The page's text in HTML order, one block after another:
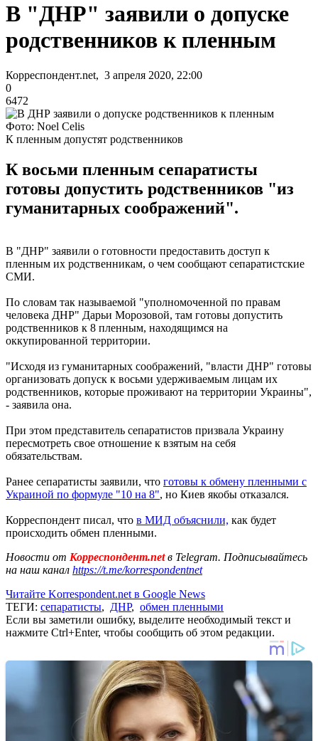
В "ДНР" заявили о допуске
родственников к пленным
Корреспондент.net, 3 апреля 2020, 22:00
0
6472
Фото: Noel Celis
К пленным допустят родственников
К восьми пленным сепаратисты
готовы допустить родственников "из
гуманитарных соображений".
В "ДНР" заявили о готовности предоставить доступ к
пленным их родственникам, о чем сообщают сепаратистские
СМИ.
По словам так называемой "уполномоченной по правам
человека ДНР" Дарьи Морозовой, там готовы допустить
родственников к 8 пленным, находящимся на
оккупированной территории.
"Исходя из гуманитарных соображений, "власти ДНР" готовы
организовать допуск к восьми удерживаемым лицам их
родственников, которые проживают на территории Украины",
- заявила она.
При этом представитель сепаратистов призвала Украину
пересмотреть свое отношение к взятым на себя
обязательствам.
Ранее сепаратисты заявили, что готовы к обмену пленными с
Украиной по формуле "10 на 8", но Киев якобы отказался.
Корреспондент писал, что в МИД объяснили, как будет
происходить обмен пленными.
Новости от Корреспондент.netв Telegram. Подписывайтесь
на наш канал https://t.me/korrespondentnet
Читайте Korrespondent.net в Google News
ТЕГИ: сепаратисты, ДНР, обмен пленными
Если вы заметили ошибку, выделите необходимый текст и
нажмите Ctrl+Enter, чтобы сообщить об этом редакции.